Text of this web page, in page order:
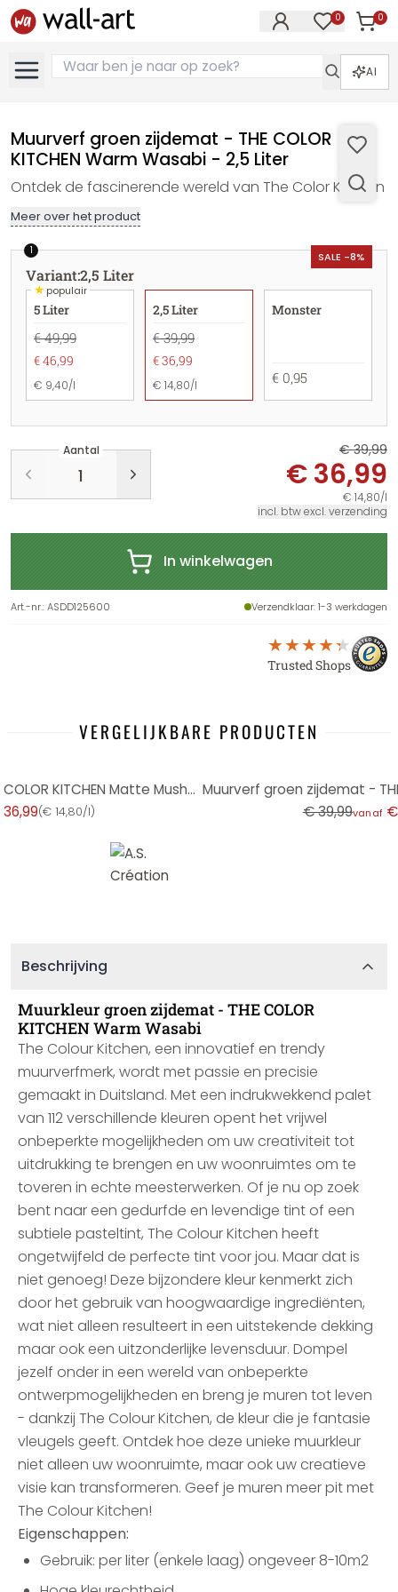
0 0
AI
Muurverf groen zijdemat - THE COLOR
KITCHEN Warm Wasabi - 2,5 Liter
Ontdek de fascinerende wereld van The Color Kitchen
Meer over het product
SALE -8%
1
Variant:2,5 Liter
★populair
5 Liter
€ 49,99
€ 46,99
€ 9,40/l
2,5 Liter
€ 39,99
€ 36,99
€ 14,80/l
Monster
€ 0,95
Aantal € 39,99
€ 36,99
€ 14,80/l
incl. btw excl. verzending
In winkelwagen
Art.-nr.:ASDD125600 Verzendklaar: 1-3 werkdagen
Trusted Shops
VERGELIJKBARE PRODUCTEN
Muurverf beige zijdemat - THE COLOR KITCHEN Matte Mushroom
(€ 14,80/l)
Muurverf groen zijdemat -
€ 39,99vanaf
Beschrijving
Muurkleur groen zijdemat - THE COLOR
KITCHEN Warm Wasabi
The Colour Kitchen, een innovatief en trendy
muurverfmerk, wordt met passie en precisie
gemaakt in Duitsland. Met een indrukwekkend palet
van 112 verschillende kleuren opent het vrijwel
onbeperkte mogelijkheden om uw creativiteit tot
uitdrukking te brengen en uw woonruimtes om te
toveren in echte meesterwerken. Of je nu op zoek
bent naar een gedurfde en levendige tint of een
subtiele pasteltint, The Colour Kitchen heeft
ongetwijfeld de perfecte tint voor jou. Maar dat is
niet genoeg! Deze bijzondere kleur kenmerkt zich
door het gebruik van hoogwaardige ingrediënten,
wat niet alleen resulteert in een uitstekende dekking
maar ook een uitzonderlijke levensduur. Dompel
jezelf onder in een wereld van onbeperkte
ontwerpmogelijkheden en breng je muren tot leven
- dankzij The Colour Kitchen, de kleur die je fantasie
vleugels geeft. Ontdek hoe deze unieke muurkleur
niet alleen uw woonruimte, maar ook uw creatieve
visie kan transformeren. Geef je muren meer pit met
The Colour Kitchen!
Eigenschappen:
Gebruik: per liter (enkele laag) ongeveer 8-10m2